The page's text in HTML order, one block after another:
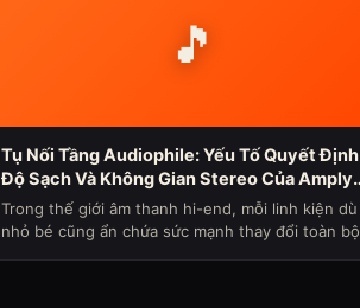
🎵
Tụ Nối Tầng Audiophile: Yếu Tố Quyết Định
Độ Sạch Và Không Gian Stereo Của Amply
Nghe Nhạc – Góc Nhìn Chuyên Gia Từ Bảo
Hùng Audio
Trong thế giới âm thanh hi-end, mỗi linh kiện dù
nhỏ bé cũng ẩn chứa sức mạnh thay đổi toàn bộ